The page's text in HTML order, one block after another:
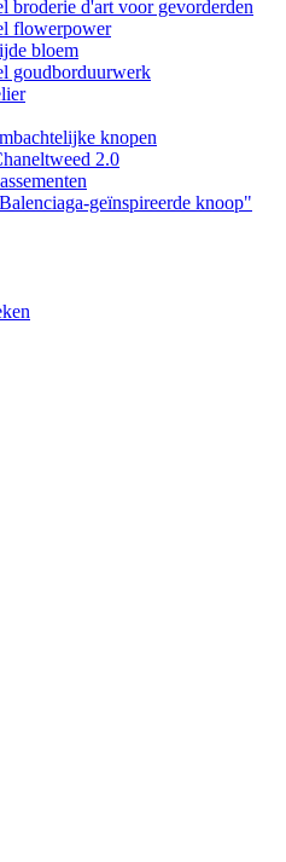
broderie d'art voor gevorderden
flowerpower
bloem
goudborduurwerk
knopen
2.0
geïnspireerde knoop"